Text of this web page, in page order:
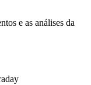
e as análises da